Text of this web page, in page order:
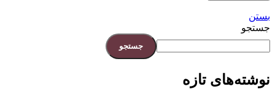
بستن
جستجو
جستجو
نوشته‌های تازه